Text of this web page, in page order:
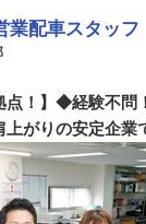
業配車スタッフ
点！】◆経験不問
がりの安定企業